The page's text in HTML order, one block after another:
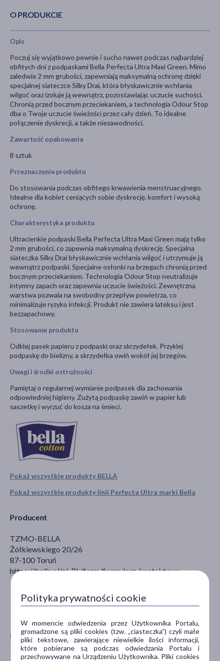
O PRODUKCIE
Pokaż wszystkie produkty BELLA
Pokaż wszystkie produkty linii Perfecta Ultra marki Bella
Producent
TZMO-BELLA
Żółkiewskiego 20/26
87-100 Toruń
https://bella.pl/pl_PL/form/formularz-kontaktowy
Opis
Poczuj się wyjątkowo pewnie i sucho nawet podczas najbardziej
obfitych dni z podpaskami Bella Perfecta Ultra Maxi Green. Mimo
zaledwie 2 mm grubości, zapewniają maksymalną ochronę dzięki
specjalnej siateczce Silky Drai, która błyskawicznie wchłania
wilgoć oraz izoluje ją wewnątrz, pozostawiając uczucie suchości.
Chronią przed bocznym przeciekaniem, a technologia Odour Stop
dba o Twoje uczucie świeżości przez cały dzień. To idealne
połączenie dyskrecji, a także niezawodności.
Zawartość opakowania
8 sztuk
Przeznaczenie produktu
Do stosowania podczas obfitego krwawienia menstruacyjnego.
Idealne dla kobiet ceniących sobie dyskrecję, komfort i wysoką
ochronę.
Charakterystyka produktu
Ultracienkie podpaski Bella Perfecta Ultra Maxi Green mają tylko
2 mm grubości, co zapewnia maksymalną dyskrecję. Specjalna
siateczka Silky Drai błyskawicznie wchłania wilgoć i utrzymuje ją
wewnątrz podpaski. Specjalne osłonki na brzegach chronią przed
bocznym przeciekaniem. Technologia Odour Stop neutralizuje
intymny zapach oraz zapewnia uczucie świeżości. Zewnętrzna
warstwa pozwala na swobodny przepływ powietrza, co
minimalizuje ryzyko infekcji. Produkt nie zawiera lateksu i jest
bezzapachowy.
Stosowanie produktu
Odklej pasek papieru z podpaski oraz skrzydełek. Przyklej
podpaskę do bielizny, a skrzydełka owiń wokół jej brzegów.
Uwagi i środki ostrożności
Pamiętaj o regularnej wymianie podpasek dla zachowania
odpowiedniej higieny. Zużytą podpaskę zawiń w papier lub
saszetkę i wyrzuć do kosza na śmieci.
CECHY PRODUKTU
Polityka prywatności cookie
W momencie odwiedzenia przez Użytkownika Portalu,
gromadzone są pliki cookies (tzw. „ciasteczka”) czyli małe
pliki tekstowe, zawierające niewielkie ilości informacji,
które pobierane są podczas odwiedzania Portalu i
przechowywane na Urządzeniu Użytkownika. Pliki cookies